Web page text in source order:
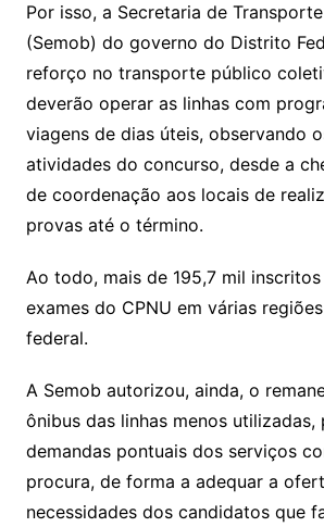
Por isso, a Secretaria de
(Semob) do governo do Distrito
reforço no transporte público
deverão operar as linhas com
viagens de dias úteis, observando
atividades do concurso, desde a
de coordenação aos locais de
provas até o término.
Ao todo, mais de 195,7 mil
exames do CPNU em várias
federal.
A Semob autorizou, ainda, o
ônibus das linhas menos utilizadas,
demandas pontuais dos serviços
procura, de forma a adequar a
necessidades dos candidatos que